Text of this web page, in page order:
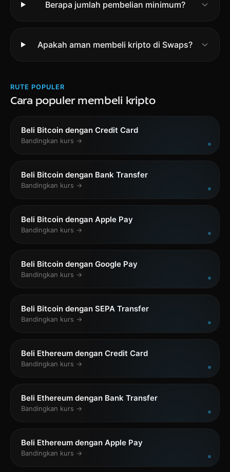
Berapa jumlah pembelian minimum?
Apakah aman membeli kripto di Swaps?
RUTE POPULER
Cara populer membeli kripto
Beli Bitcoin dengan Credit Card
Bandingkan kurs →
Beli Bitcoin dengan Bank Transfer
Bandingkan kurs →
Beli Bitcoin dengan Apple Pay
Bandingkan kurs →
Beli Bitcoin dengan Google Pay
Bandingkan kurs →
Beli Bitcoin dengan SEPA Transfer
Bandingkan kurs →
Beli Ethereum dengan Credit Card
Bandingkan kurs →
Beli Ethereum dengan Bank Transfer
Bandingkan kurs →
Beli Ethereum dengan Apple Pay
Bandingkan kurs →